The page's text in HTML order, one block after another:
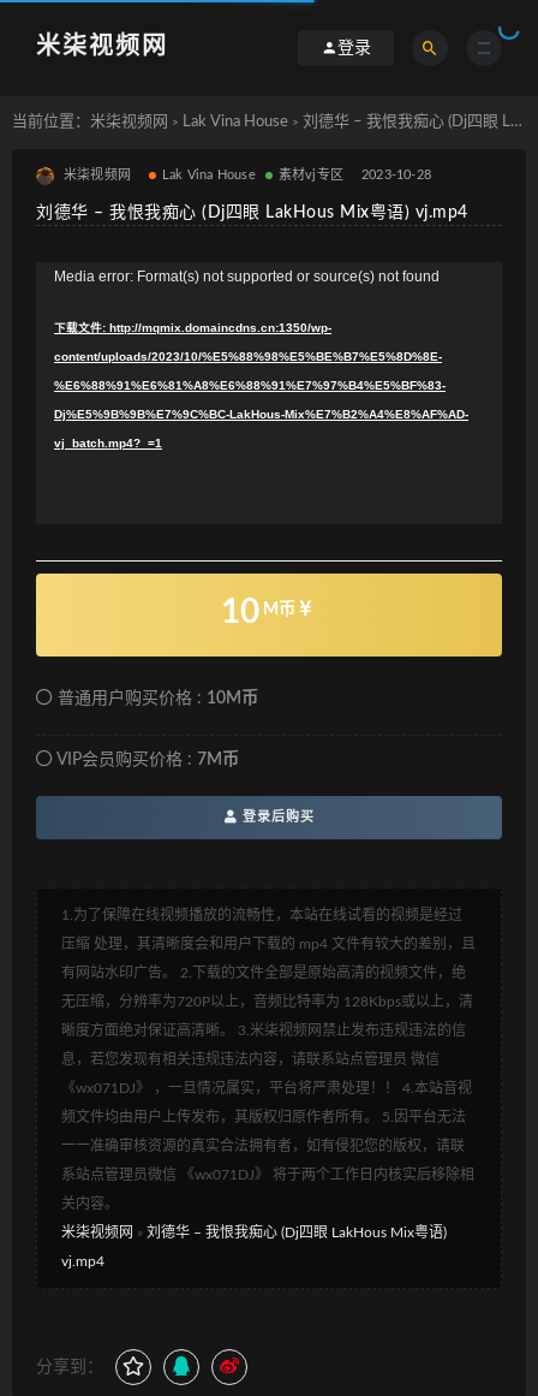
米柒视频网 登录
当前位置： 米柒视频网 > Lak Vina House > 刘德华 – 我恨我痴心 (Dj四眼 LakHous Mix粤语) vj.mp4
米柒视频网 Lak Vina House 素材vj专区 2023-10-28
刘德华 – 我恨我痴心 (Dj四眼 LakHous Mix粤语) vj.mp4
Media error: Format(s) not supported or source(s) not found
下载文件: http://mqmix.domaincdns.cn:1350/wp-
content/uploads/2023/10/%E5%88%98%E5%BE%B7%E5%8D%8E-
%E6%88%91%E6%81%A8%E6%88%91%E7%97%B4%E5%BF%83-
Dj%E5%9B%9B%E7%9C%BC-LakHous-Mix%E7%B2%A4%E8%AF%AD-
vj_batch.mp4?_=1
10 M币
普通用户购买价格 : 10M币
VIP会员购买价格 : 7M币
登录后购买
1.为了保障在线视频播放的流畅性，本站在线试看的视频是经过
压缩 处理，其清晰度会和用户下载的 mp4 文件有较大的差别，且
有网站水印广告。 2.下载的文件全部是原始高清的视频文件，绝
无压缩，分辨率为720P以上，音频比特率为 128Kbps或以上，清
晰度方面绝对保证高清晰。 3.米柒视频网禁止发布违规违法的信
息，若您发现有相关违规违法内容，请联系站点管理员 微信
《wx071DJ》 ，一旦情况属实，平台将严肃处理！！ 4.本站音视
频文件均由用户上传发布，其版权归原作者所有。 5.因平台无法
一一准确审核资源的真实合法拥有者，如有侵犯您的版权，请联
系站点管理员微信 《wx071DJ》 将于两个工作日内核实后移除相
关内容。
米柒视频网 » 刘德华 – 我恨我痴心 (Dj四眼 LakHous Mix粤语)
vj.mp4
分享到：